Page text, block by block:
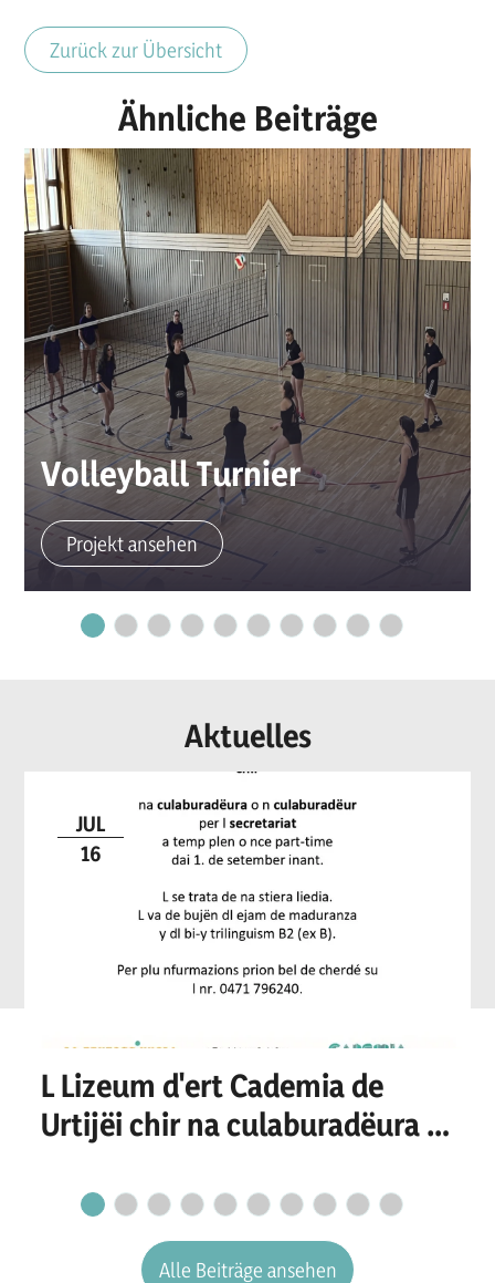
Zurück zur Übersicht
Ähnliche Beiträge
Volleyball Turnier
Projekt ansehen
Aktuelles
JUL
16
L Lizeum d'ert Cademia de
Urtijëi chir na culaburadëura o
secretariat
Alle Beiträge ansehen